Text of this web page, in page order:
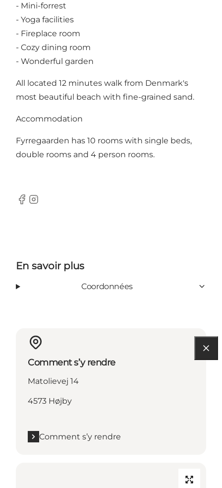
- Mini-forrest
- Yoga facilities
- Fireplace room
- Cozy dining room
- Wonderful garden
All located 12 minutes walk from Denmark's
most beautiful beach with fine-grained sand.
Accommodation
Fyrregaarden has 10 rooms with single beds,
double rooms and 4 person rooms.
Facebook
Instagram
En savoir plus
Coordonnées
Comment s’y rendre
Matolievej 14
4573 Højby
Comment s’y rendre